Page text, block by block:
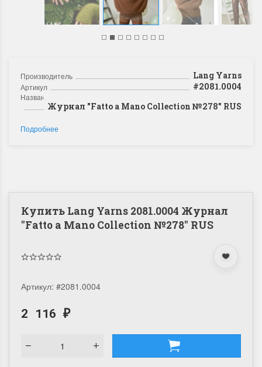
Производитель Lang Yarns
Артикул #2081.0004
Название
Журнал "Fatto a Mano Collection №278" RUS
Подробнее
Купить Lang Yarns 2081.0004 Журнал
"Fatto a Mano Collection №278" RUS
Артикул: #2081.0004
2 116 ₽